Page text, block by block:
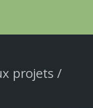
projets /